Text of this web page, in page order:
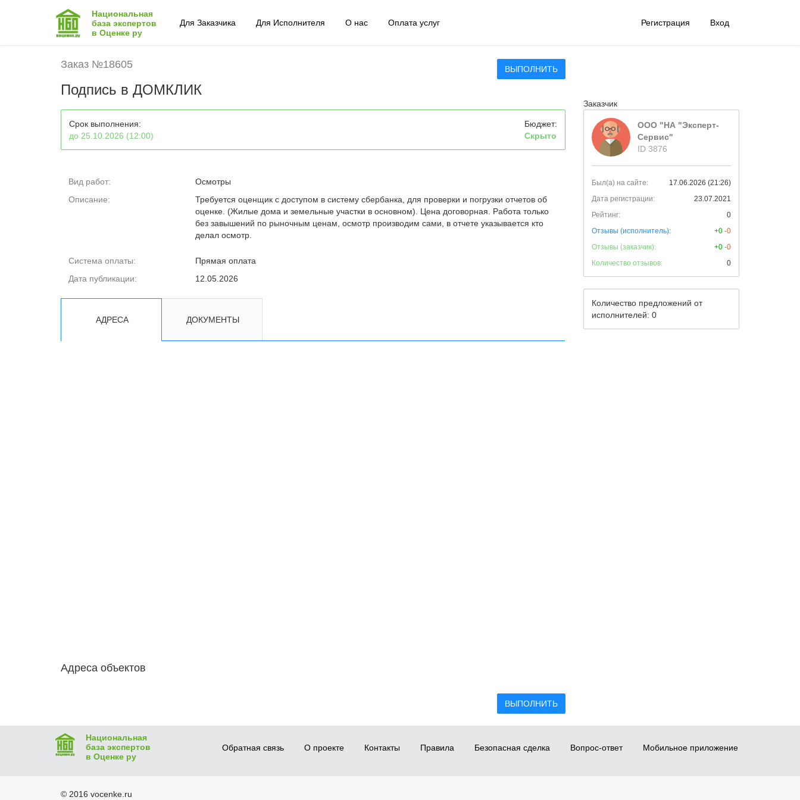
Национальная
база экспертов
в Оценке ру
Для Заказчика Для Исполнителя О нас Оплата услуг Регистрация Вход
Заказ №18605 ВЫПОЛНИТЬ
Подпись в ДОМКЛИК
Срок выполнения:
до 25.10.2026 (12:00)
Бюджет:
Скрыто
Вид работ:
Осмотры
Описание:
Требуется оценщик с доступом в систему сбербанка, для проверки и погрузки отчетов об
оценке. (Жилые дома и земельные участки в основном). Цена договорная. Работа только
без завышений по рыночным ценам, осмотр производим сами, в отчете указывается кто
делал осмотр.
Система оплаты:
Прямая оплата
Дата публикации:
12.05.2026
АДРЕСА ДОКУМЕНТЫ
Адреса объектов
ВЫПОЛНИТЬ
Заказчик
ООО "НА "Эксперт-
Сервис"
ID 3876
Был(а) на сайте:
17.06.2026 (21:26)
Дата регистрации:
23.07.2021
Рейтинг:
0
Отзывы (исполнитель):
+0 -0
Отзывы (заказчик):
+0 -0
Количество отзывов:
0
Количество предложений от
исполнителей: 0
Национальная
база экспертов
в Оценке ру
Обратная связь О проекте Контакты Правила Безопасная сделка Вопрос-ответ Мобильное приложение
© 2016 vocenke.ru